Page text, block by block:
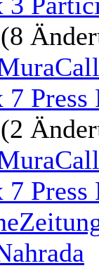
7 Press
7 Press